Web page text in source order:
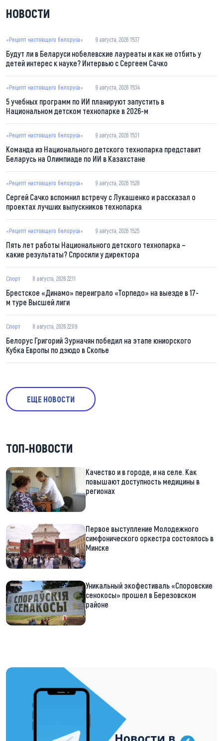
НОВОСТИ
«Рецепт настоящего белоруса» 9 августа, 2026 15:37
Будут ли в Беларуси нобелевские лауреаты и как не отбить у
детей интерес к науке? Интервью с Сергеем Сачко
«Рецепт настоящего белоруса» 9 августа, 2026 15:34
5 учебных программ по ИИ планируют запустить в
Национальном детском технопарке в 2026-м
«Рецепт настоящего белоруса» 9 августа, 2026 15:31
Команда из Национального детского технопарка представит
Беларусь на Олимпиаде по ИИ в Казахстане
«Рецепт настоящего белоруса» 9 августа, 2026 15:28
Сергей Сачко вспомнил встречу с Лукашенко и рассказал о
проектах лучших выпускников технопарка
«Рецепт настоящего белоруса» 9 августа, 2026 15:25
Пять лет работы Национального детского технопарка –
какие результаты? Спросили у директора
Спорт 8 августа, 2026 22:11
Брестское «Динамо» переиграло «Торпедо» на выезде в 17-
м туре Высшей лиги
Спорт 8 августа, 2026 22:09
Белорус Григорий Зурначян победил на этапе юниорского
Кубка Европы по дзюдо в Скопье
ЕЩЕ НОВОСТИ
ТОП-НОВОСТИ
Качество и в городе, и на селе. Как
повышают доступность медицины в
регионах
Первое выступление Молодежного
симфонического оркестра состоялось в
Минске
Уникальный экофестиваль «Споровские
сенокосы» прошел в Березовском
районе
https://t.me/minskctvby